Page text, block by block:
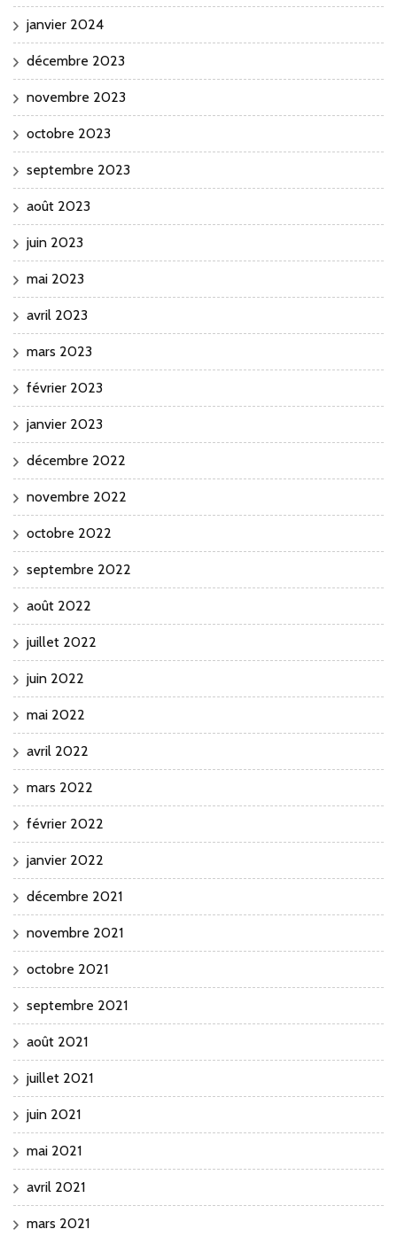
janvier 2024
décembre 2023
novembre 2023
octobre 2023
septembre 2023
août 2023
juin 2023
mai 2023
avril 2023
mars 2023
février 2023
janvier 2023
décembre 2022
novembre 2022
octobre 2022
septembre 2022
août 2022
juillet 2022
juin 2022
mai 2022
avril 2022
mars 2022
février 2022
janvier 2022
décembre 2021
novembre 2021
octobre 2021
septembre 2021
août 2021
juillet 2021
juin 2021
mai 2021
avril 2021
mars 2021